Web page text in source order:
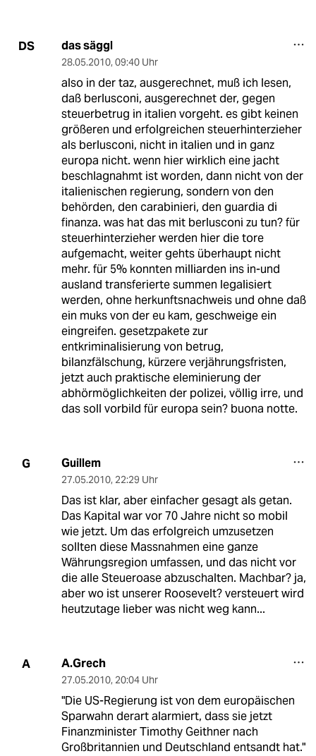
DS das säggl
28.05.2010, 09:40 Uhr
also in der taz, ausgerechnet, muß ich lesen,
daß berlusconi, ausgerechnet der, gegen
steuerbetrug in italien vorgeht. es gibt keinen
größeren und erfolgreichen steuerhinterzieher
als berlusconi, nicht in italien und in ganz
europa nicht. wenn hier wirklich eine jacht
beschlagnahmt ist worden, dann nicht von der
italienischen regierung, sondern von den
behörden, den carabinieri, den guardia di
finanza. was hat das mit berlusconi zu tun? für
steuerhinterzieher werden hier die tore
aufgemacht, weiter gehts überhaupt nicht
mehr. für 5% konnten milliarden ins in-und
ausland transferierte summen legalisiert
werden, ohne herkunftsnachweis und ohne daß
ein muks von der eu kam, geschweige ein
eingreifen. gesetzpakete zur
entkriminalisierung von betrug,
bilanzfälschung, kürzere verjährungsfristen,
jetzt auch praktische eleminierung der
abhörmöglichkeiten der polizei, völlig irre, und
das soll vorbild für europa sein? buona notte.
G Guillem
27.05.2010, 22:29 Uhr
Das ist klar, aber einfacher gesagt als getan.
Das Kapital war vor 70 Jahre nicht so mobil
wie jetzt. Um das erfolgreich umzusetzen
sollten diese Massnahmen eine ganze
Währungsregion umfassen, und das nicht vor
die alle Steueroase abzuschalten. Machbar? ja,
aber wo ist unserer Roosevelt? versteuert wird
heutzutage lieber was nicht weg kann...
A A.Grech
27.05.2010, 20:04 Uhr
"Die US-Regierung ist von dem europäischen
Sparwahn derart alarmiert, dass sie jetzt
Finanzminister Timothy Geithner nach
Großbritannien und Deutschland entsandt hat."